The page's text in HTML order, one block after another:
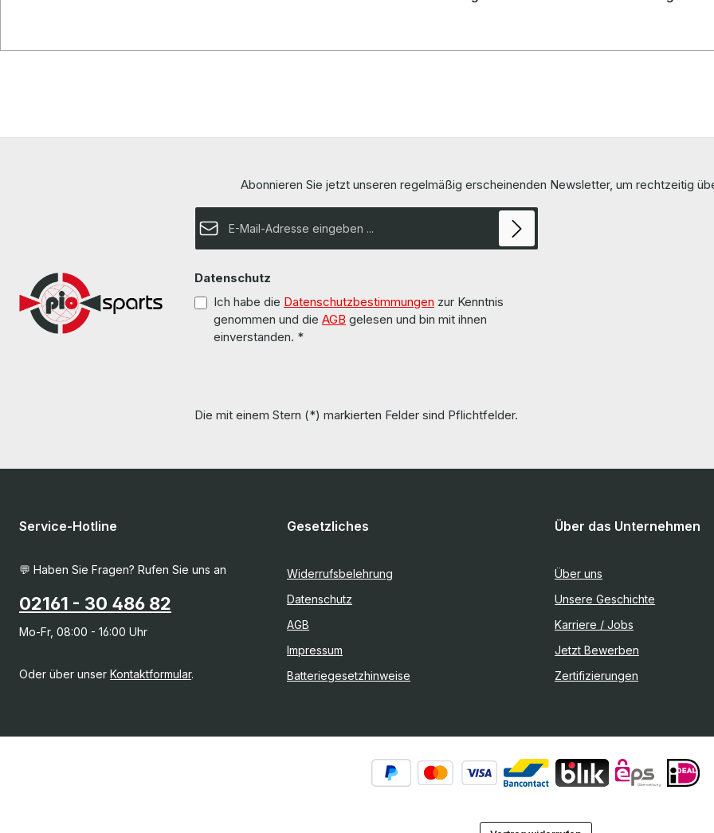
Abonnieren Sie jetzt unseren regelmäßig erscheinenden Newsletter, um rechtzeitig
E-Mail-Adresse*
Datenschutz
Ich habe die Datenschutzbestimmungen zur Kenntnis
genommen und die AGB gelesen und bin mit ihnen
einverstanden. *
Die mit einem Stern (*) markierten Felder sind Pflichtfelder.
Service-Hotline
💬 Haben Sie Fragen? Rufen Sie uns an
02161 - 30 486 82
Mo-Fr, 08:00 - 16:00 Uhr
Oder über unser Kontaktformular.
Gesetzliches
Widerrufsbelehrung
Datenschutz
AGB
Impressum
Batteriegesetzhinweise
Über das Unternehmen
Über uns
Unsere Geschichte
Karriere / Jobs
Jetzt Bewerben
Zertifizierungen